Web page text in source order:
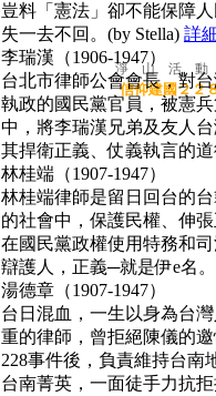
豈料「憲法」卻不能保障
失一去不回。(by Stella) 詳
李瑞漢（1906-1947）
台北市律師公會會長，對
執政的國民黨官員，被憲
中，將李瑞漢兄弟及友人
其捍衛正義、仗義執言的
林桂端（1907-1947）
林桂端律師是留日回台的
的社會中，保護民權、伸張
在國民黨政權使用特務和
辯護人，正義─就是伊e名。
湯德章（1907-1947）
台日混血，一生以身為台
重的律師，曾拒絕陳儀的
228事件後，負責維持台南
台南菁英，一面徒手力抗
淨 山 活 動
信仰建國２２